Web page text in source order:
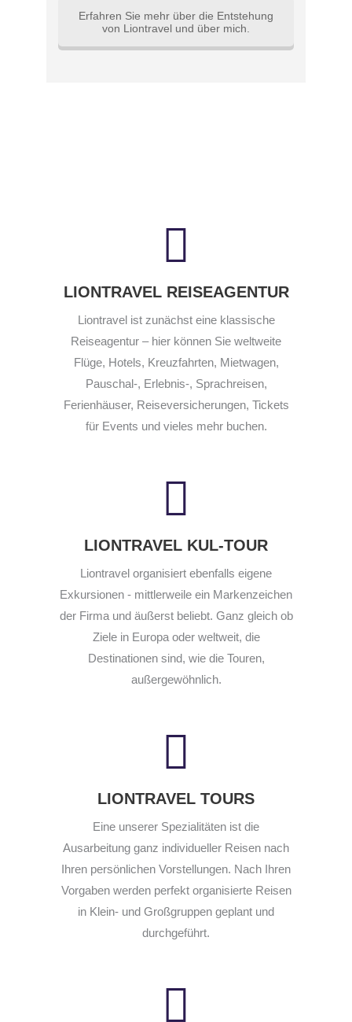
Erfahren Sie mehr über die Entstehung
von Liontravel und über mich.
LIONTRAVEL REISEAGENTUR
Liontravel ist zunächst eine klassische
Reiseagentur – hier können Sie weltweite
Flüge, Hotels, Kreuzfahrten, Mietwagen,
Pauschal-, Erlebnis-, Sprachreisen,
Ferienhäuser, Reiseversicherungen, Tickets
für Events und vieles mehr buchen.
LIONTRAVEL KUL-TOUR
Liontravel organisiert ebenfalls eigene
Exkursionen - mittlerweile ein Markenzeichen
der Firma und äußerst beliebt. Ganz gleich ob
Ziele in Europa oder weltweit, die
Destinationen sind, wie die Touren,
außergewöhnlich.
LIONTRAVEL TOURS
Eine unserer Spezialitäten ist die
Ausarbeitung ganz individueller Reisen nach
Ihren persönlichen Vorstellungen. Nach Ihren
Vorgaben werden perfekt organisierte Reisen
in Klein- und Großgruppen geplant und
durchgeführt.